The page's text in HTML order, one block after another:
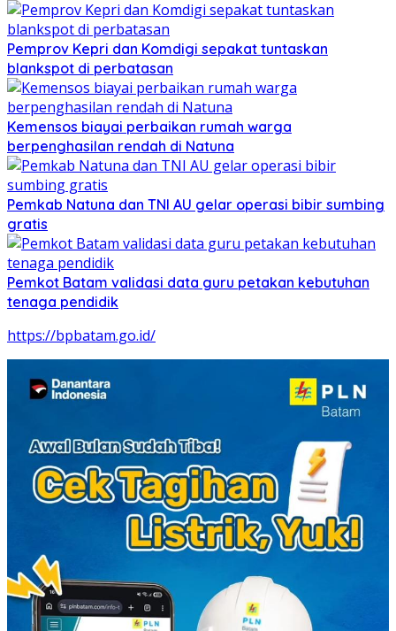
Pemprov Kepri dan Komdigi sepakat tuntaskan
blankspot di perbatasan
Kemensos biayai perbaikan rumah warga
berpenghasilan rendah di Natuna
Pemkab Natuna dan TNI AU gelar operasi bibir sumbing
gratis
Pemkot Batam validasi data guru petakan kebutuhan
tenaga pendidik
https://bpbatam.go.id/